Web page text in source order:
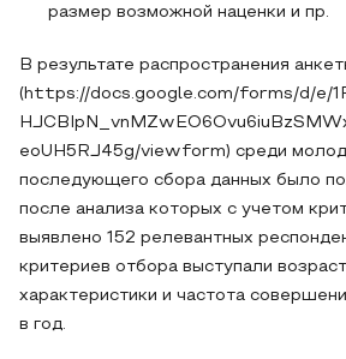
размер возможной наценки и пр.
В результате распространения
(https://docs.google.com/forms/d/e/
eoUH5RJ45g/viewform) среди
последующего сбора данных было
после анализа которых с учетом
выявлено 152 релевантных
критериев отбора выступали
характеристики и частота
в год.